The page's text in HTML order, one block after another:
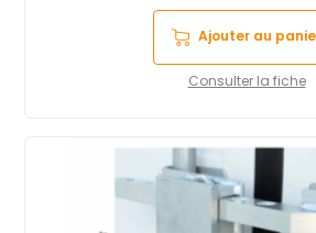
Ajouter au
Consulter la fiche